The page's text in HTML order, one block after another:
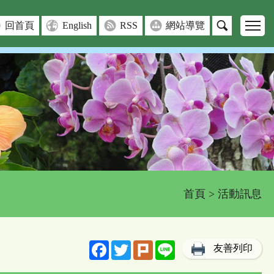
回首頁 English RSS 網站導覽
首頁 > 活動訊息
FacebookTwitterPlurk Line 友善列印